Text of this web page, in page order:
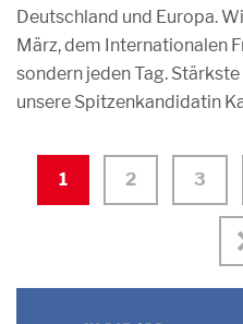
Deutschland und Europa.
März, dem Internationalen
sondern jeden Tag.
unsere Spitzenkandidatin
1 2 3